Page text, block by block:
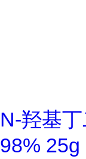
N-羟基
98% 25g